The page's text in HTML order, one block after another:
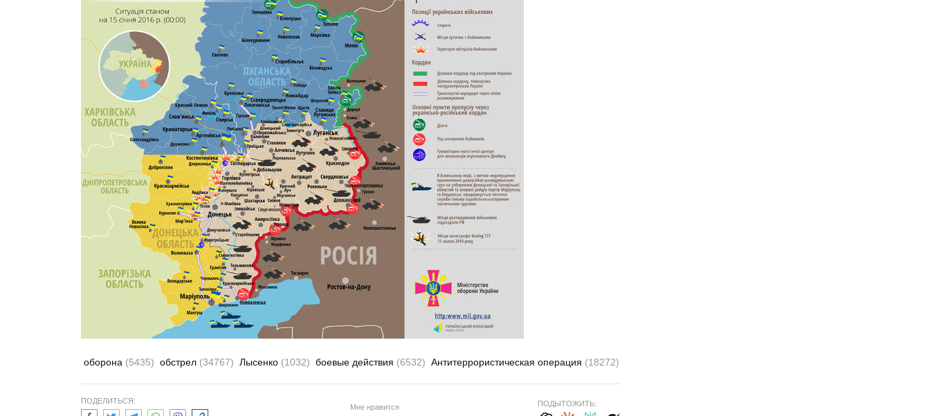
оборона (5435) обстрел (34767) Лысенко (1032) боевые действия (6532) Антитеррористическая операция (18272)
ПОДЕЛИТЬСЯ:
Мне нравится ПОДЫТОЖИТЬ: